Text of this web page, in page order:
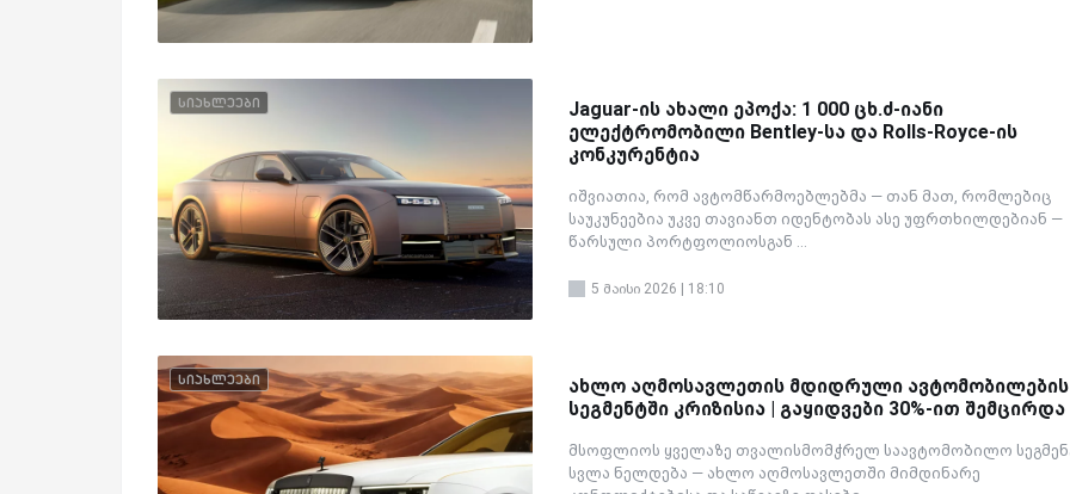
სიახლეები
Jaguar-ის ახალი ეპოქა: 1 000 ცხ.ძ-იანი
ელექტრომობილი Bentley-სა და Rolls-Royce-ის
კონკურენტია
იშვიათია, რომ ავტომწარმოებლებმა — თან მათ, რომლებიც
საუკუნეებია უკვე თავიანთ იდენტობას ასე უფრთხილდებიან —
წარსული პორტფოლიოსგან ...
5 მაისი 2026 | 18:10
სიახლეები
ახლო აღმოსავლეთის მდიდრული ავტომობილების
სეგმენტში კრიზისია | გაყიდვები 30%-ით შემცირდა
მსოფლიოს ყველაზე თვალისმომჭრელ საავტომობილო
სვლა ნელდება — ახლო აღმოსავლეთში მიმდინარე